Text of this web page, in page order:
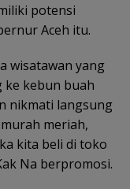
potensi
Aceh itu.
wisatawan yang
ke kebun buah
nikmati langsung
meriah,
kita beli di toko
Na berpromosi.